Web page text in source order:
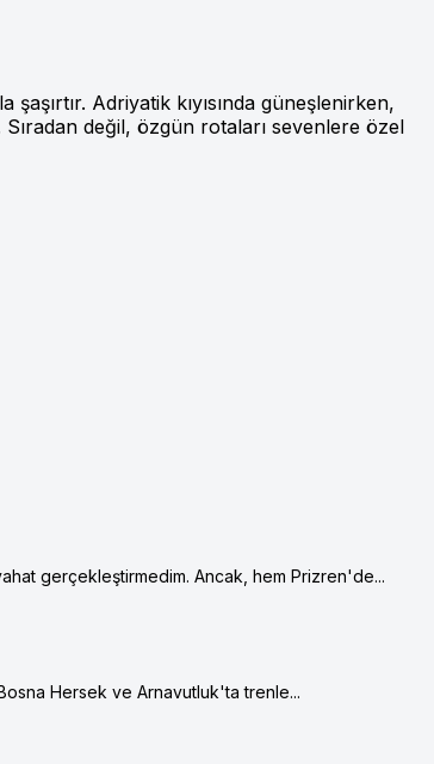
Adriyatik kıyısında güneşlenirken,
değil, özgün rotaları sevenlere özel
gerçekleştirmedim. Ancak, hem Prizren'de...
Hersek ve Arnavutluk'ta trenle...